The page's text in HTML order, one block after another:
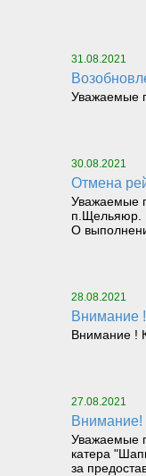
31.08.2021
Уважаемые
30.08.2021
Отмена
Уважаемые
п.Щельяюр.
О
28.08.2021
Внимание !
27.08.2021
Уважаемые
катера
за